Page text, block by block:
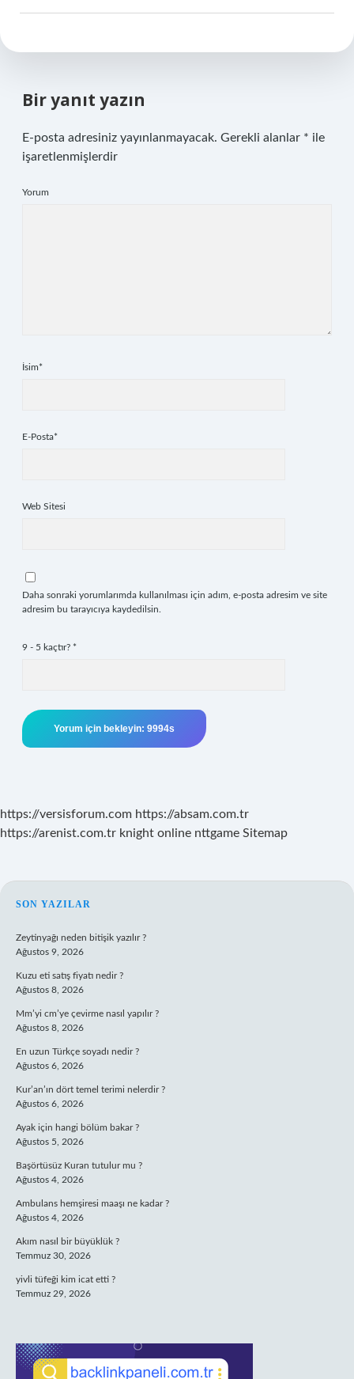
Bir yanıt yazın
E-posta adresiniz yayınlanmayacak. Gerekli alanlar * ile
işaretlenmişlerdir
Yorum
İsim*
E-Posta*
Web Sitesi
Daha sonraki yorumlarımda kullanılması için adım, e-posta adresim ve site
adresim bu tarayıcıya kaydedilsin.
9 - 5 kaçtır? *
https://versisforum.com https://absam.com.tr
https://arenist.com.tr knight online nttgame Sitemap
SIDEBAR
SON YAZILAR
Zeytinyağı neden bitişik yazılır ?
Ağustos 9, 2026
Kuzu eti satış fiyatı nedir ?
Ağustos 8, 2026
Mm’yi cm’ye çevirme nasıl yapılır ?
Ağustos 8, 2026
En uzun Türkçe soyadı nedir ?
Ağustos 6, 2026
Kur’an’ın dört temel terimi nelerdir ?
Ağustos 6, 2026
Ayak için hangi bölüm bakar ?
Ağustos 5, 2026
Başörtüsüz Kuran tutulur mu ?
Ağustos 4, 2026
Ambulans hemşiresi maaşı ne kadar ?
Ağustos 4, 2026
Akım nasıl bir büyüklük ?
Temmuz 30, 2026
yivli tüfeği kim icat etti ?
Temmuz 29, 2026